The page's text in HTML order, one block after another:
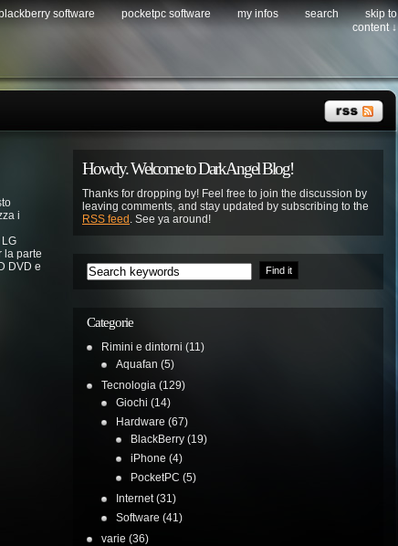
blackberry software pocketpc software my infos search
skip to
content ↓
i
la parte
DVD e
Howdy. Welcome to DarkAngel Blog!
Thanks for dropping by! Feel free to join the discussion by
leaving comments, and stay updated by subscribing to the
RSS feed . See ya around!
Categorie
Rimini e dintorni (11)
Aquafan (5)
Tecnologia (129)
Giochi (14)
Hardware (67)
BlackBerry (19)
iPhone (4)
PocketPC (5)
Internet(31)
Software (41)
varie (36)